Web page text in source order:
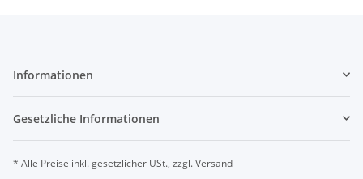
Informationen
Gesetzliche Informationen
* Alle Preise inkl. gesetzlicher USt., zzgl.Versand